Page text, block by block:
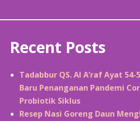
Recent Posts
Tadabbur QS. Al A’raf Ayat 54-
Baru Penanganan Pandemi
Probiotik Siklus
Resep Nasi Goreng Daun